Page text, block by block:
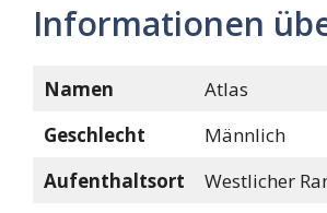
Informationen
Namen
Atlas
Geschlecht
Männlich
Aufenthaltsort
Westlicher